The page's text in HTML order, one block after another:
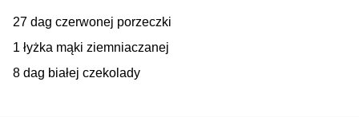
27 dag czerwonej porzeczki
1 łyżka mąki ziemniaczanej
8 dag białej czekolady